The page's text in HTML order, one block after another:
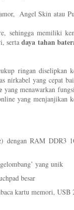
Angel Skin atau
memiliki
sertadaya tahan
ringan diselipkan
nirkabel yang cepat
yang menawarkan
yang menjanjikan
RAM DDR3
yang unik
besar
kartu memori,